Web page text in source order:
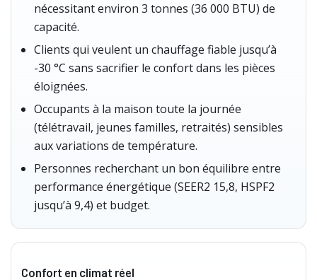
nécessitant environ 3 tonnes (36 000 BTU) de
capacité.
Clients qui veulent un chauffage fiable jusqu’à
-30 °C sans sacrifier le confort dans les pièces
éloignées.
Occupants à la maison toute la journée
(télétravail, jeunes familles, retraités) sensibles
aux variations de température.
Personnes recherchant un bon équilibre entre
performance énergétique (SEER2 15,8, HSPF2
jusqu’à 9,4) et budget.
Confort en climat réel